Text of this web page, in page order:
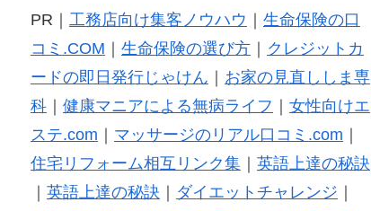
PR｜ 工務店向け集客ノウハウ
生命保険の口
コミ.COM
生命保険の選び方｜
クレジットカ
ードの即日発行じゃけん
お家の見直ししま専
科｜ 健康マニアによる無病ライフ
女性向けエ
ステ.com
マッサージのリアル口コミ.com
住宅リフォーム相互リンク集｜ 英語上達の秘訣
英語上達の秘訣 ダイエットチャレンジ